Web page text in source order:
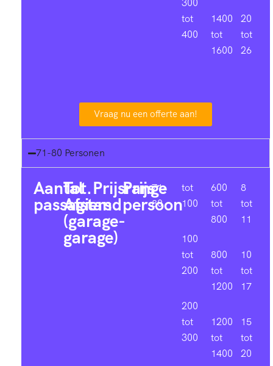
300
tot
400
1400
tot
1600
20
tot
26
Vraag nu een offerte aan!
71-80 Personen
Aantal
passagiers
Tot.
Afstand
(garage-
garage)
Prijsrange
Prijs
persoon
71-
80
tot
100
100
tot
200
200
tot
300
600
tot
800
800
tot
1200
1200
tot
1400
8
tot
11
10
tot
17
15
tot
20